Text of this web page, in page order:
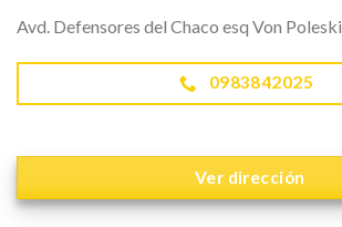
Avd. Defensores del Chaco esq Von Poleski
0983842025
Ver dirección